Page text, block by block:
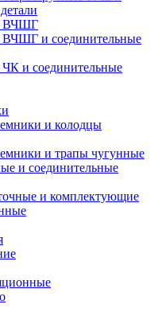
ВЧШГ
и соединительные
и соединительные
и колодцы
и трапы чугунные
и соединительные
и комплектующие